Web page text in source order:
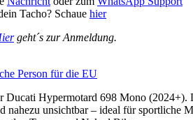
Tacho? Schaue hier
geht´s zur Anmeldung.
Person für die EU
Ducati Hypermotard 698 Mono (2024+).
nahezu unsichtbar – ideal für sportliche